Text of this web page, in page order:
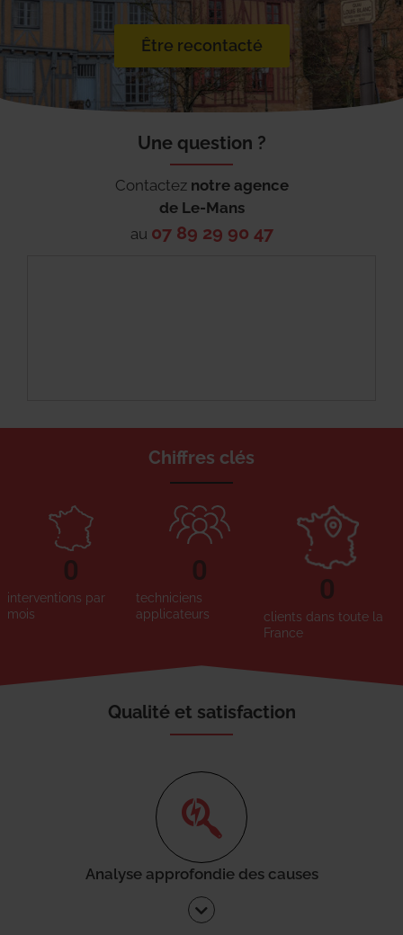
Être recontacté
Une question ?
Contactez notre agence
de Le-Mans
au 07 89 29 90 47
Chiffres clés
interventions par
mois
0
techniciens
applicateurs
0
clients dans toute la
France
0
Qualité et satisfaction
Analyse approfondie des causes